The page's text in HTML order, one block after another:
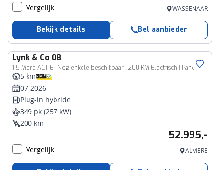
Vergelijk WASSENAAR
Bekijk details Bel aanbieder
Lynk & Co 08
1.5 More ACTIE!! Nog enkele beschikbaar | 200 KM Electrisch | Panorama Dak | Android Auto | Apple CarPlay | 21 "LM Velgen | Harman Kardon Audio |
5 km
07-2026
Plug-in hybride
349 pk (257 kW)
200 km
52.995,-
Vergelijk ALMERE